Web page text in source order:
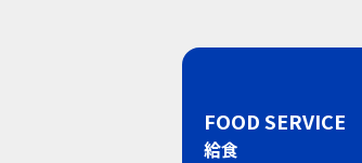
FOOD SERVICE
給食